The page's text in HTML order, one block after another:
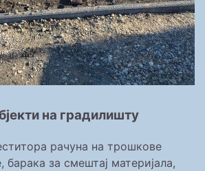
на градилишту
рачуна на трошкове
барака за смештај материјала,